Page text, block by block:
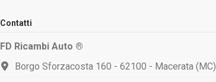
Contatti
FD Ricambi Auto ®
Borgo Sforzacosta 160 - 62100 - Macerata (MC)